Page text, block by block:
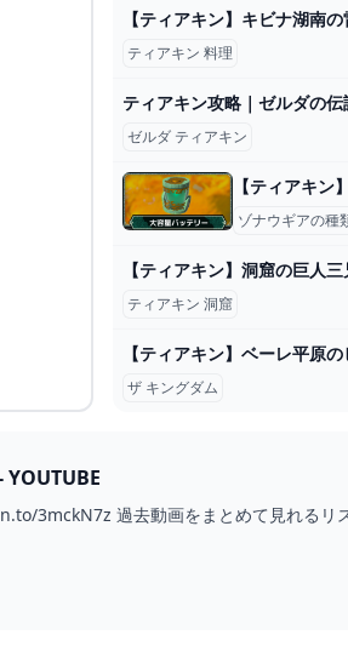
ティアキン 料理
ゼルダ ティアキン
ゾナウギアの種
ティアキン 洞窟
ザ キングダム
YOUTUBE
3mckN7z 過去動画をまとめて見れるリ